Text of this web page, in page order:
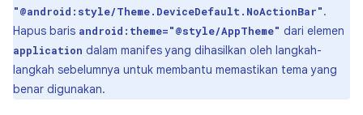
"@android:style/Theme.DeviceDefault.NoActionBar".
Hapus baris android:theme="@style/AppTheme" dari elemen
application dalam manifes yang dihasilkan oleh langkah-
langkah sebelumnya untuk membantu memastikan tema yang
benar digunakan.